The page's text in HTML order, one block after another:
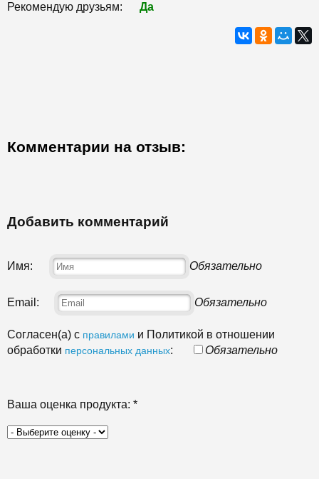
Рекомендую друзьям: Да
Комментарии на отзыв:
Добавить комментарий
Имя: Обязательно
Email: Обязательно
Согласен(а) с правилами и Политикой в отношении
обработки персональных данных: Обязательно
Ваша оценка продукта: *